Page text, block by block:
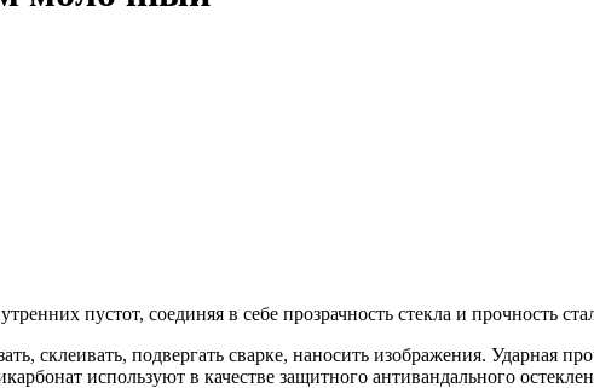
пустот, соединяя в себе прозрачность стекла и прочность
склеивать, подвергать сварке, наносить изображения. Ударная
используют в качестве защитного антивандального